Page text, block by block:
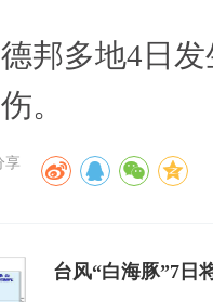
邦多地4日
。
享
台风“白海豚”7日